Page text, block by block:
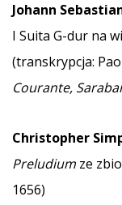
Johann
I Suita G-dur na
(transkrypcja:
Courante,
Christopher
Preludium ze
1656)